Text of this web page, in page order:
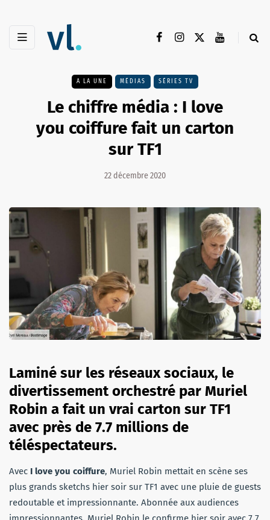
A LA UNE MÉDIAS SÉRIES TV
Le chiffre média : I love
you coiffure fait un carton
sur TF1
22 décembre 2020
Laminé sur les réseaux sociaux, le
divertissement orchestré par Muriel
Robin a fait un vrai carton sur TF1
avec près de 7.7 millions de
téléspectateurs.
Avec I love you coiffure, Muriel Robin mettait en scène ses
plus grands sketchs hier soir sur TF1 avec une pluie de guests
redoutable et impressionnante. Abonnée aux audiences